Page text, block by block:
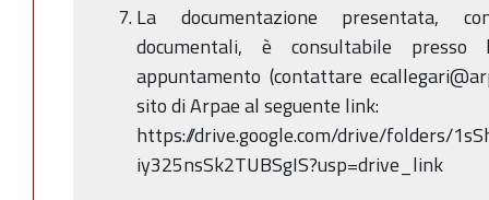
La documentazione presentata,
documentali, è consultabile
appuntamento (contattare
sito di Arpae al seguente link:
https://drive.google.com/drive/folders/
iy325nsSk2TUBSgIS?usp=drive_link